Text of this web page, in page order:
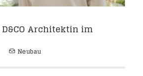
D&CO Architektin im
Neubau